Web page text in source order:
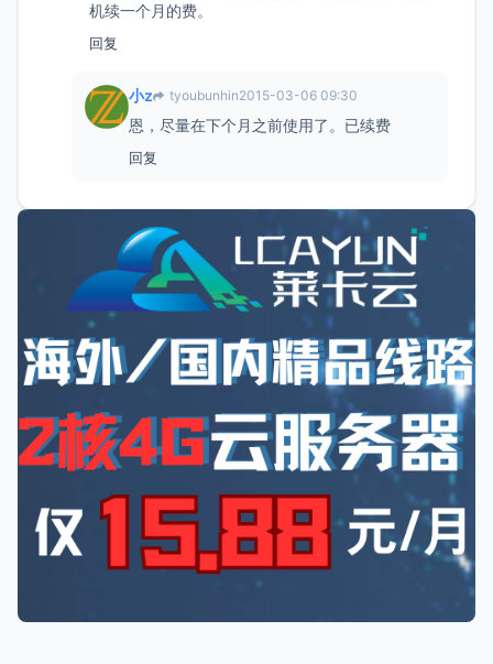
机续一个月的费。
回复
小z tyoubunhin2015-03-06 09:30
恩，尽量在下个月之前使用了。已续费
回复